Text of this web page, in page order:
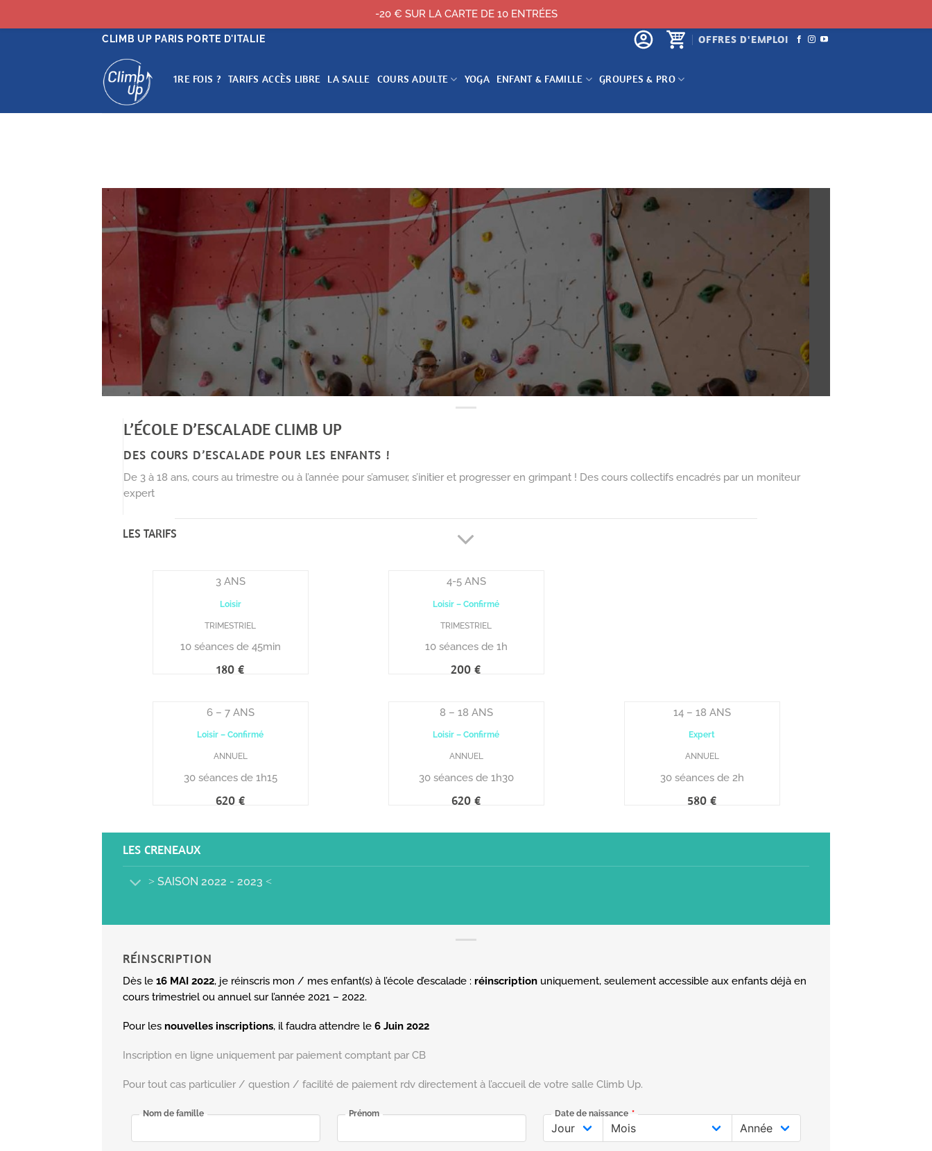
CLIMB UP PARIS PORTE D'ITALIE OFFRES D'EMPLOI
1RE FOIS ? TARIFS ACCÈS LIBRE LA SALLE COURS ADULTE YOGA ENFANT & FAMILLE GROUPES & PRO
L’ÉCOLE D’ESCALADE CLIMB UP
DES COURS D’ESCALADE POUR LES ENFANTS !
De 3 à 18 ans, cours au trimestre ou à l’année pour s’amuser, s’initier et progresser en grimpant ! Des cours collectifs encadrés par un moniteur
expert
LES TARIFS
3 ANS
Loisir
TRIMESTRIEL
10 séances de 45min
4-5 ANS
Loisir – Confirmé
TRIMESTRIEL
10 séances de 1h
6 – 7 ANS
Loisir – Confirmé
ANNUEL
30 séances de 1h15
8 – 18 ANS
Loisir – Confirmé
ANNUEL
30 séances de 1h30
14 – 18 ANS
Expert
ANNUEL
30 séances de 2h
LES CRENEAUX
˃ SAISON 2022 - 2023 ˂
RÉINSCRIPTION
Dès le 16 MAI 2022, je réinscris mon / mes enfant(s) à l’école d’escalade : réinscription uniquement, seulement accessible aux enfants déjà en
cours trimestriel ou annuel sur l’année 2021 – 2022.
Pour les nouvelles inscriptions, il faudra attendre le 6 Juin 2022
Inscription en ligne uniquement par paiement comptant par CB
Pour tout cas particulier / question / facilité de paiement rdv directement à l’accueil de votre salle Climb Up.
-20 € SUR LA CARTE DE 10 ENTRÉES